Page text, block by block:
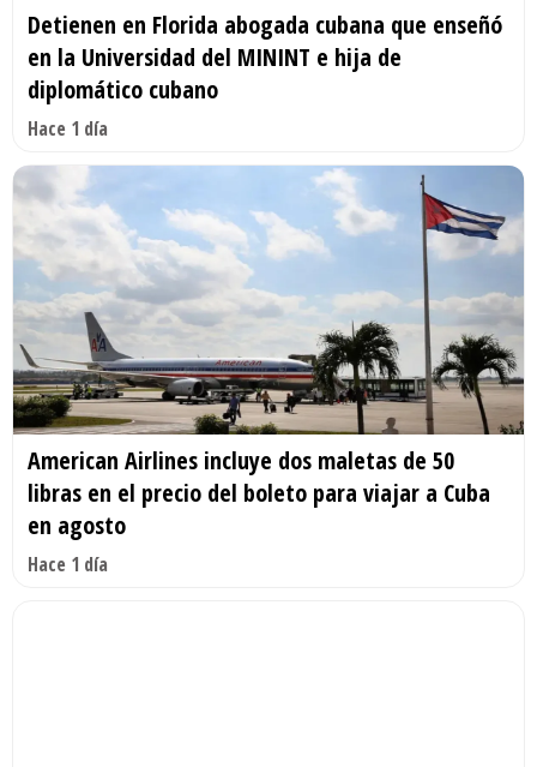
Detienen en Florida abogada cubana que enseñó
en la Universidad del MININT e hija de
diplomático cubano
Hace 1 día
American Airlines incluye dos maletas de 50
libras en el precio del boleto para viajar a Cuba
en agosto
Hace 1 día